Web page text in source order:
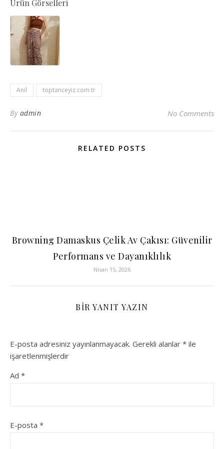
Ürün Görselleri
Anıl toptanceyiz.com.tr
By admin No Comments
RELATED POSTS
Browning Damaskus Çelik Av Çakısı: Güvenilir
Performans ve Dayanıklılık
Nisan 15, 2026
BIR YANIT YAZIN
E-posta adresiniz yayınlanmayacak. Gerekli alanlar * ile
işaretlenmişlerdir
Ad *
E-posta *